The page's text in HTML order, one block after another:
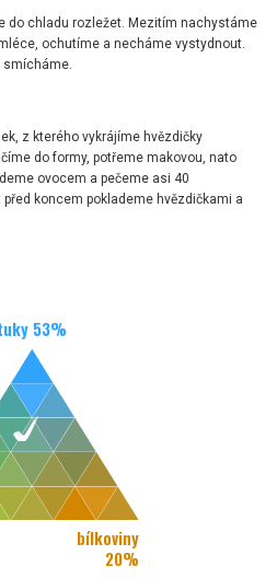
do chladu rozležet. Mezitím nachystáme
ochutíme a necháme vystydnout.
smícháme.
z kterého vykrájíme hvězdičky
do formy, potřeme makovou, nato
ovocem a pečeme asi 40
koncem poklademe hvězdičkami a
53%
bílkoviny
20%